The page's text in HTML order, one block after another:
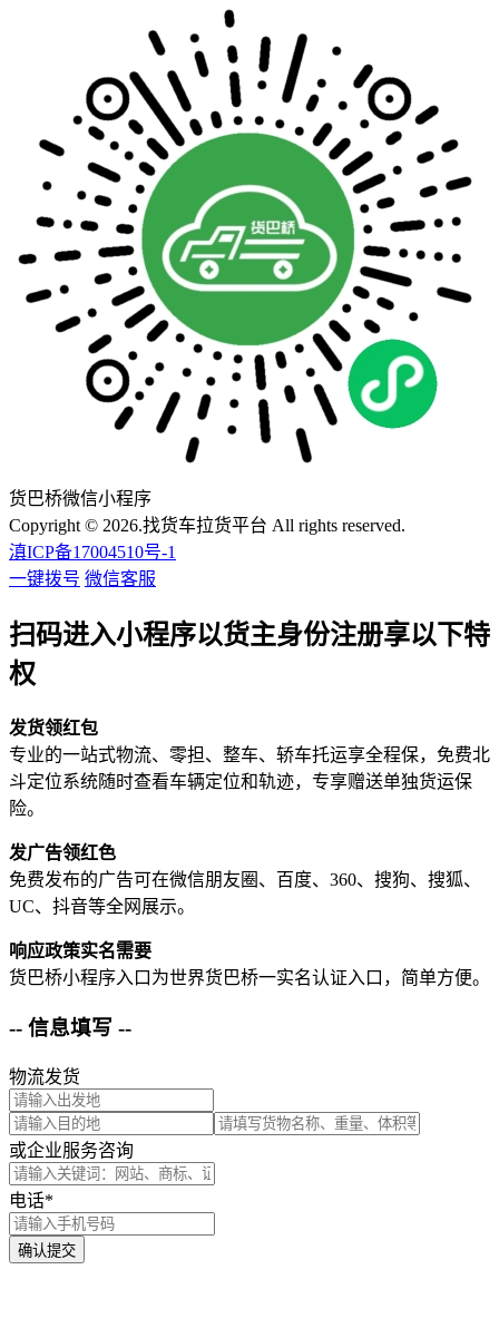
货巴桥微信小程序
Copyright © 2026.找货车拉货平台 All rights reserved.
滇ICP备17004510号-1
一键拨号 微信客服
扫码进入小程序以货主身份注册享以下特
权
发货领红包
专业的一站式物流、零担、整车、轿车托运享全程保，免费北
斗定位系统随时查看车辆定位和轨迹，专享赠送单独货运保
险。
发广告领红色
免费发布的广告可在微信朋友圈、百度、360、搜狗、搜狐、
UC、抖音等全网展示。
响应政策实名需要
货巴桥小程序入口为世界货巴桥一实名认证入口，简单方便。
-- 信息填写 --
物流发货
或企业服务咨询
电话*
确认提交